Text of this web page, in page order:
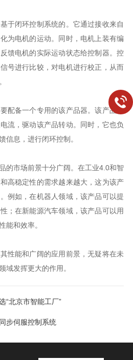
于闭环控制系统的。它通过接收来自
为电机的运动。同时，电机上装有编
馈电机的实际运动状态给控制器。控
号进行比较，对电机进行校正，从而
备一个专用的该产品器。该产品器
流，驱动该产品转动。同时，它也负
信息，进行闭环控制。
市场前景十分广阔。在工业4.0和智
高稳定性的需求越来越大，这为该产
例如，在机器人领域，该产品可以提
；在新能源汽车领域，该产品可以用
能和效率。
能和广阔的应用前景，无疑将在未
域发挥更大的作用。
“北京市智能工厂”
步伺服控制系统